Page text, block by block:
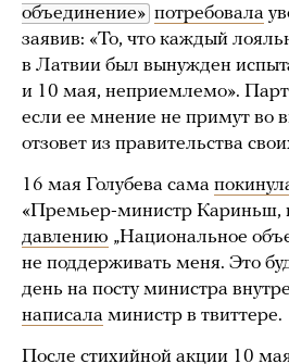
объединение» потребовала
заявив: «То, что каждый
в Латвии был вынужден
и 10 мая, неприемлемо».
если ее мнение не примут во
отзовет из правительства
16 мая Голубева сама
«Премьер-министр Кариньш,
давлению „Национальное
не поддерживать меня. Это
день на посту министра
написала министр в твиттере.
После стихийной акции 10